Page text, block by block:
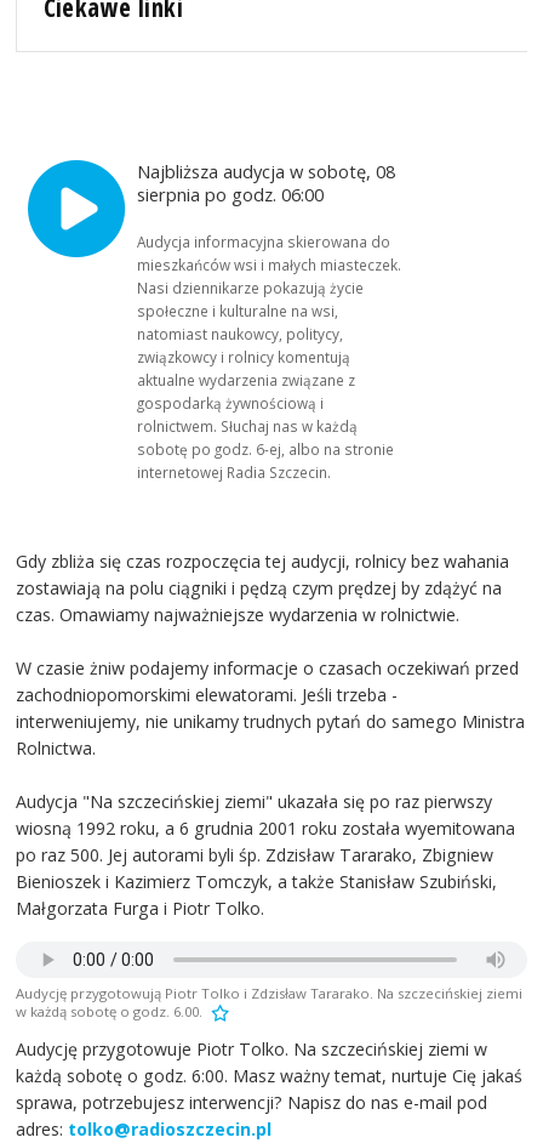
Ciekawe linki
Najbliższa audycja w sobotę, 08
sierpnia po godz. 06:00
Audycja informacyjna skierowana do
mieszkańców wsi i małych miasteczek.
Nasi dziennikarze pokazują życie
społeczne i kulturalne na wsi,
natomiast naukowcy, politycy,
związkowcy i rolnicy komentują
aktualne wydarzenia związane z
gospodarką żywnościową i
rolnictwem. Słuchaj nas w każdą
sobotę po godz. 6-ej, albo na stronie
internetowej Radia Szczecin.
Gdy zbliża się czas rozpoczęcia tej audycji, rolnicy bez wahania
zostawiają na polu ciągniki i pędzą czym prędzej by zdążyć na
czas. Omawiamy najważniejsze wydarzenia w rolnictwie.
W czasie żniw podajemy informacje o czasach oczekiwań przed
zachodniopomorskimi elewatorami. Jeśli trzeba -
interweniujemy, nie unikamy trudnych pytań do samego Ministra
Rolnictwa.
Audycja "Na szczecińskiej ziemi" ukazała się po raz pierwszy
wiosną 1992 roku, a 6 grudnia 2001 roku została wyemitowana
po raz 500. Jej autorami byli śp. Zdzisław Tararako, Zbigniew
Bienioszek i Kazimierz Tomczyk, a także Stanisław Szubiński,
Małgorzata Furga i Piotr Tolko.
Audycję przygotowują Piotr Tolko i Zdzisław Tararako. Na szczecińskiej ziemi
w każdą sobotę o godz. 6.00.
Audycję przygotowuje Piotr Tolko. Na szczecińskiej ziemi w
każdą sobotę o godz. 6:00. Masz ważny temat, nurtuje Cię jakaś
sprawa, potrzebujesz interwencji? Napisz do nas e-mail pod
adres: tolko@radioszczecin.pl